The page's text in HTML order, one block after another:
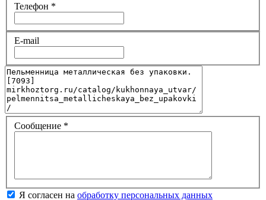
Телефон *
E-mail
Сообщение *
Я согласен на обработку персональных данных